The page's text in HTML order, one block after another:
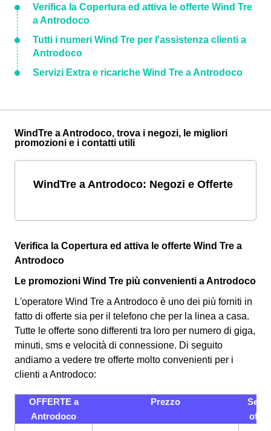
Verifica la Copertura ed attiva le offerte Wind Tre
a Antrodoco
Tutti i numeri Wind Tre per l'assistenza clienti a
Antrodoco
Servizi Extra e ricariche Wind Tre a Antrodoco
WindTre a Antrodoco, trova i negozi, le migliori
promozioni e i contatti utili
WindTre a Antrodoco: Negozi e Offerte
Verifica la Copertura ed attiva le offerte Wind Tre a
Antrodoco
Le promozioni Wind Tre più convenienti a Antrodoco
L'operatore Wind Tre a Antrodoco è uno dei più forniti in
fatto di offerte sia per il telefono che per la linea a casa.
Tutte le offerte sono differenti tra loro per numero di giga,
minuti, sms e velocità di connessione. Di seguito
andiamo a vedere tre offerte molto convenienti per i
clienti a Antrodoco:
OFFERTE a
Antrodoco
Prezzo